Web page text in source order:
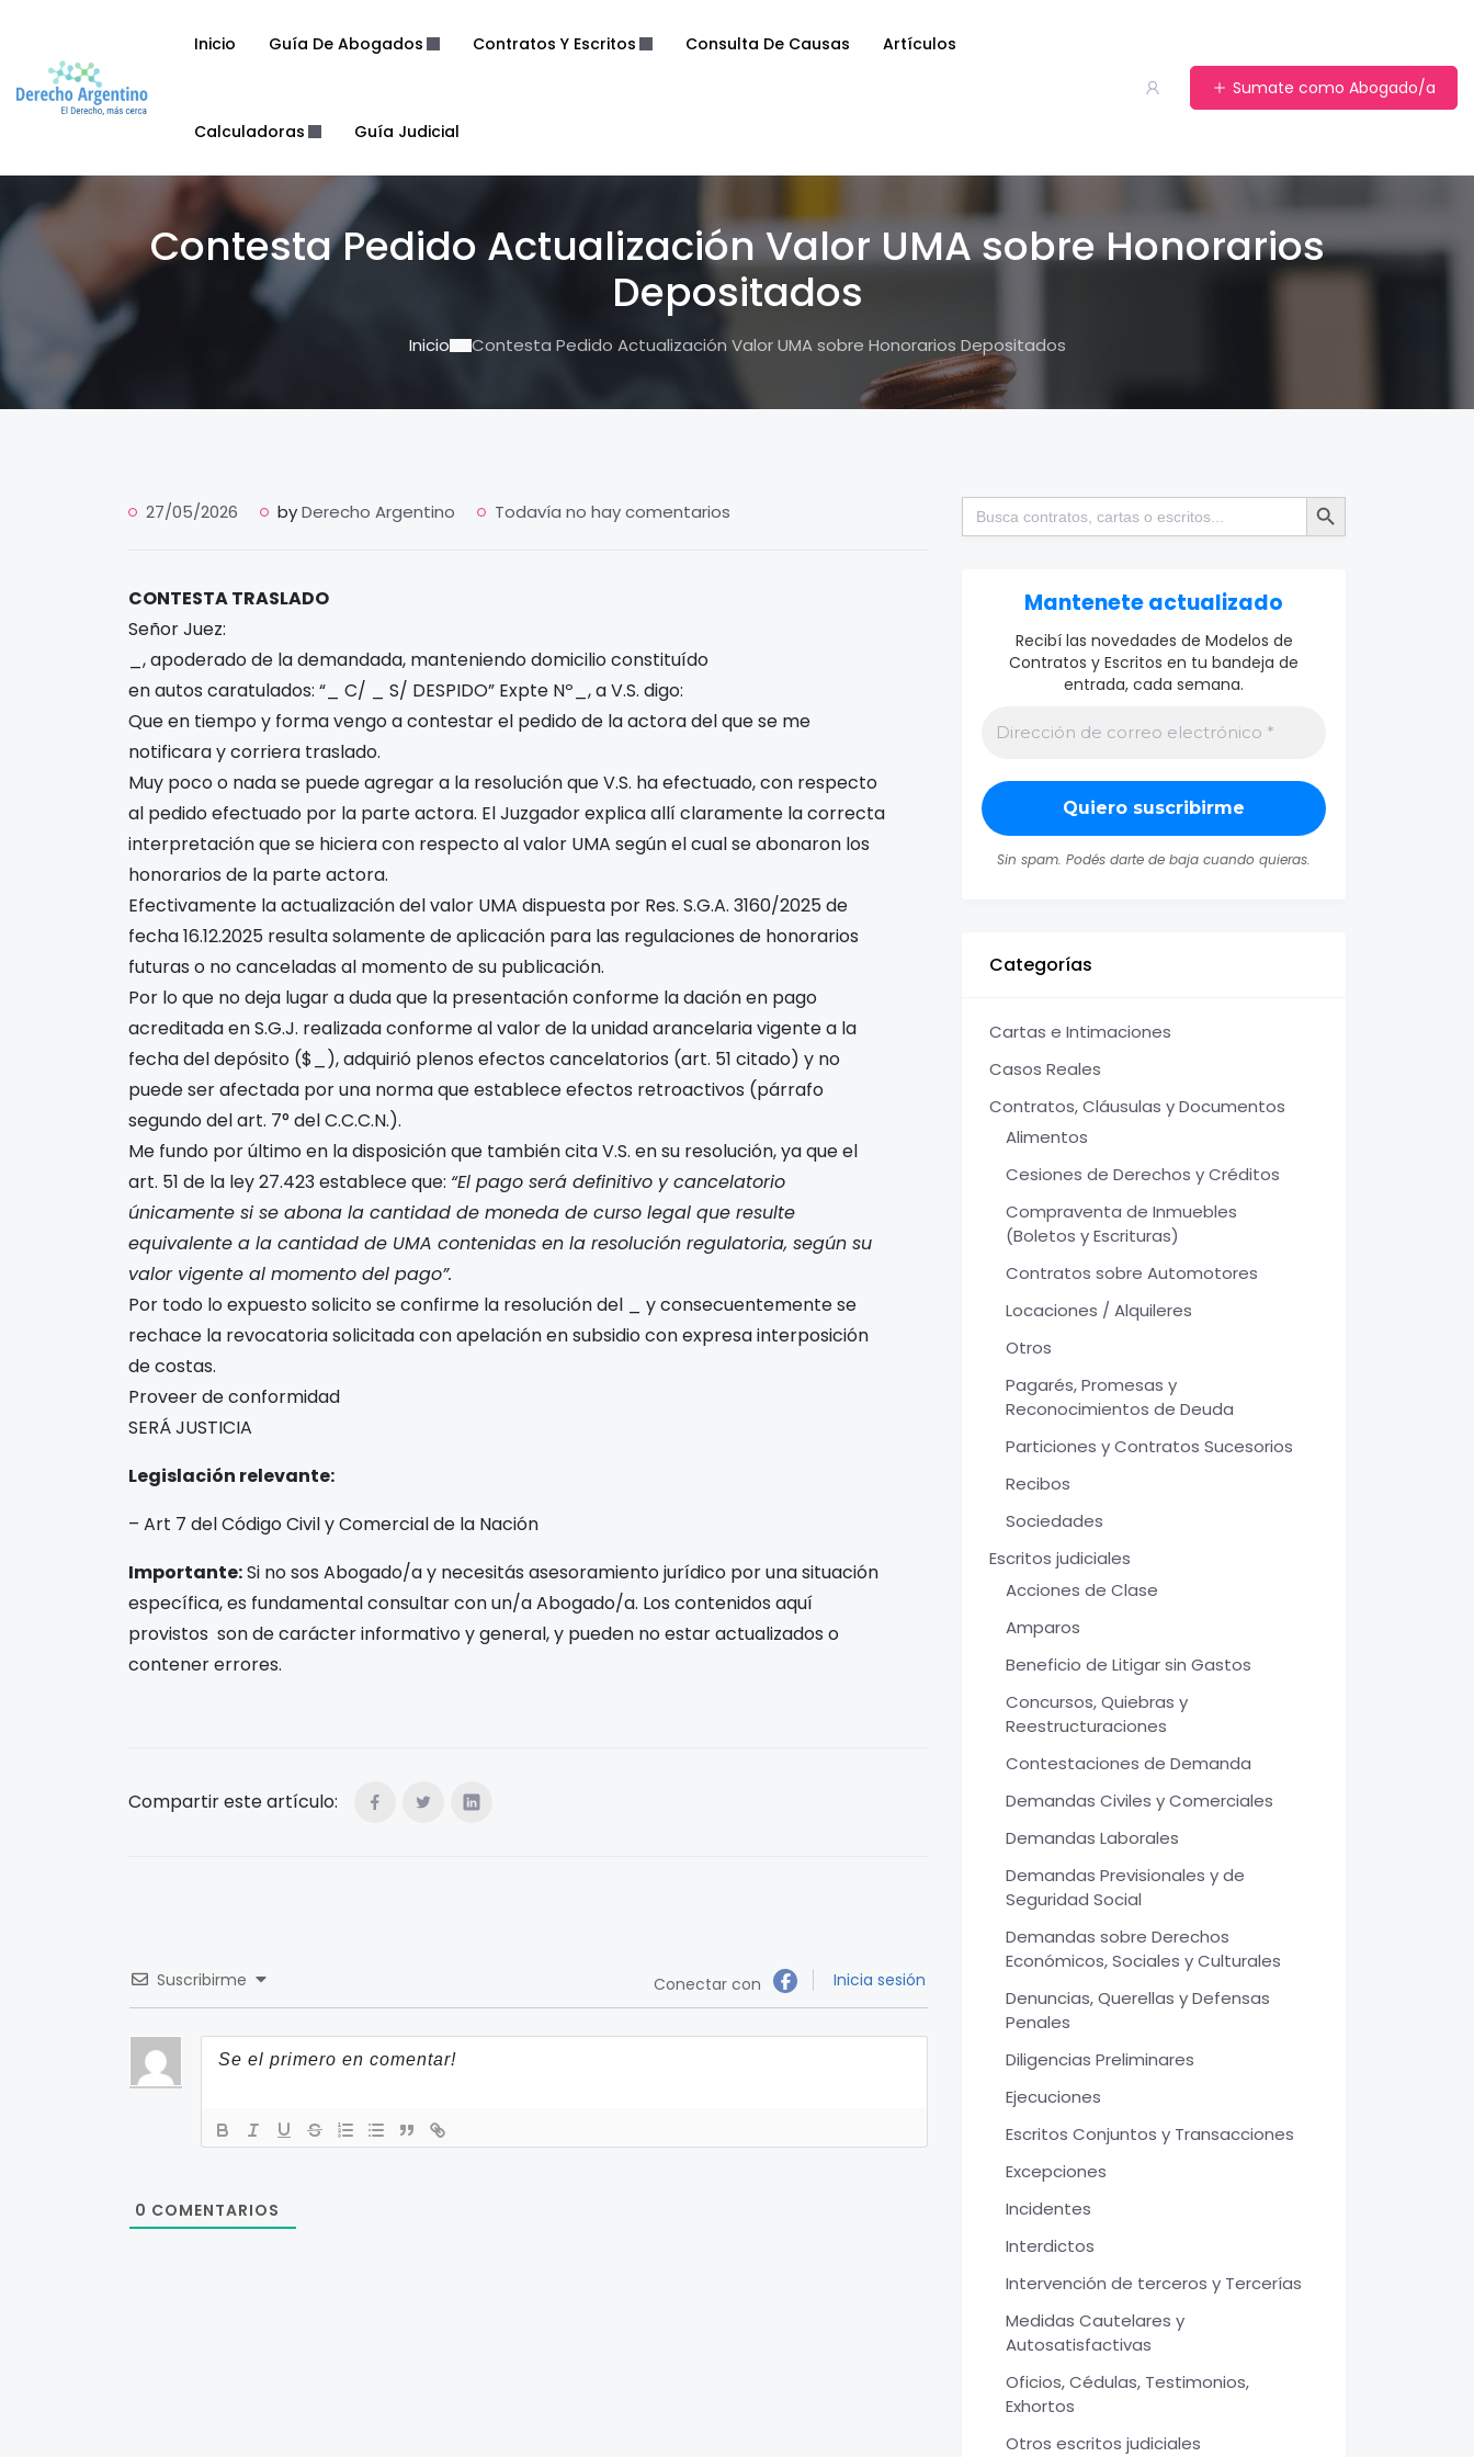
Inicio Guía De Abogados Contratos Y Escritos Consulta De Causas Artículos
Calculadoras Guía Judicial
Sumate como Abogado/a
Contesta Pedido Actualización Valor UMA sobre Honorarios
Depositados
Inicio Contesta Pedido Actualización Valor UMA sobre Honorarios Depositados
27/05/2026 byDerecho Argentino Todavía no hay comentarios
CONTESTA TRASLADO
Señor Juez:
_, apoderado de la demandada, manteniendo domicilio constituído
en autos caratulados: “_ C/ _ S/ DESPIDO” Expte Nº_, a V.S. digo:
Que en tiempo y forma vengo a contestar el pedido de la actora del que se me
notificara y corriera traslado.
Muy poco o nada se puede agregar a la resolución que V.S. ha efectuado, con respecto
al pedido efectuado por la parte actora. El Juzgador explica allí claramente la correcta
interpretación que se hiciera con respecto al valor UMA según el cual se abonaron los
honorarios de la parte actora.
Efectivamente la actualización del valor UMA dispuesta por Res. S.G.A. 3160/2025 de
fecha 16.12.2025 resulta solamente de aplicación para las regulaciones de honorarios
futuras o no canceladas al momento de su publicación.
Por lo que no deja lugar a duda que la presentación conforme la dación en pago
acreditada en S.G.J. realizada conforme al valor de la unidad arancelaria vigente a la
fecha del depósito ($_), adquirió plenos efectos cancelatorios (art. 51 citado) y no
puede ser afectada por una norma que establece efectos retroactivos (párrafo
segundo del art. 7° del C.C.C.N.).
Me fundo por último en la disposición que también cita V.S. en su resolución, ya que el
art. 51 de la ley 27.423 establece que: “El pago será definitivo y cancelatorio
únicamente si se abona la cantidad de moneda de curso legal que resulte
equivalente a la cantidad de UMA contenidas en la resolución regulatoria, según su
valor vigente al momento del pago”.
Por todo lo expuesto solicito se confirme la resolución del _ y consecuentemente se
rechace la revocatoria solicitada con apelación en subsidio con expresa interposición
de costas.
Proveer de conformidad
SERÁ JUSTICIA
Legislación relevante:
– Art 7 del Código Civil y Comercial de la Nación
Importante:Si no sos Abogado/a y necesitás asesoramiento jurídico por una situación
específica, es fundamental consultar con un/a Abogado/a. Los contenidos aquí
provistos son de carácter informativo y general, y pueden no estar actualizados o
contener errores.
Compartir este artículo:
Suscribirme Conectar con Inicia sesión
0 COMENTARIOS
Buscar: Botón de búsqueda
Mantenete actualizado
Recibí las novedades de Modelos de
Contratos y Escritos en tu bandeja de
entrada, cada semana.
Sin spam. Podés darte de baja cuando quieras.
Categorías
Cartas e Intimaciones
Casos Reales
Contratos, Cláusulas y Documentos
Alimentos
Cesiones de Derechos y Créditos
Compraventa de Inmuebles
(Boletos y Escrituras)
Contratos sobre Automotores
Locaciones / Alquileres
Otros
Pagarés, Promesas y
Reconocimientos de Deuda
Particiones y Contratos Sucesorios
Recibos
Sociedades
Escritos judiciales
Acciones de Clase
Amparos
Beneficio de Litigar sin Gastos
Concursos, Quiebras y
Reestructuraciones
Contestaciones de Demanda
Demandas Civiles y Comerciales
Demandas Laborales
Demandas Previsionales y de
Seguridad Social
Demandas sobre Derechos
Económicos, Sociales y Culturales
Denuncias, Querellas y Defensas
Penales
Diligencias Preliminares
Ejecuciones
Escritos Conjuntos y Transacciones
Excepciones
Incidentes
Interdictos
Intervención de terceros y Tercerías
Medidas Cautelares y
Autosatisfactivas
Oficios, Cédulas, Testimonios,
Exhortos
Otros escritos judiciales